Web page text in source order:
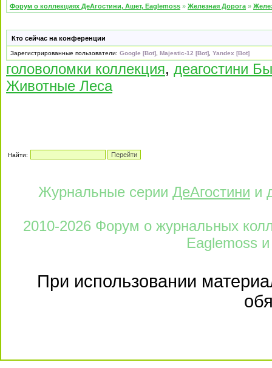
Форум о коллекциях ДеАгостини, Ашет, Eaglemoss » Железная Дорога »
Кто сейчас на конференции
Зарегистрированные пользователи: Google [Bot] Majestic-12 [Bot] Yandex [Bot]
головоломки коллекция, деагостини
Животные Леса
Найти:
Журнальные серии ДеАгостини и
2010-2026 Форум о журнальных
Eaglemoss и
При использовании